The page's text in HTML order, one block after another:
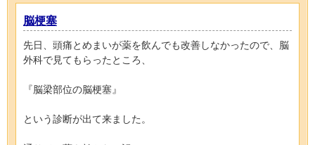
脳梗塞
先日、頭痛とめまいが薬を飲んでも改善しなかったので、脳
外科で見てもらったところ、
『脳梁部位の脳梗塞』
という診断が出て来ました。